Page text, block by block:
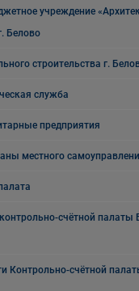
учреждение
Белово
строительства г.
служба
предприятия
местного
счётной палаты
Контрольно-счётной